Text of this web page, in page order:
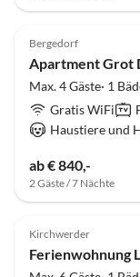
Bergedorf
Apartment Grot
Max. 4 Gäste· 1
Gratis WiFi
Haustiere und
ab € 840,-
2 Gäste / 7 Nächte
Kirchwerder
Ferienwohnung